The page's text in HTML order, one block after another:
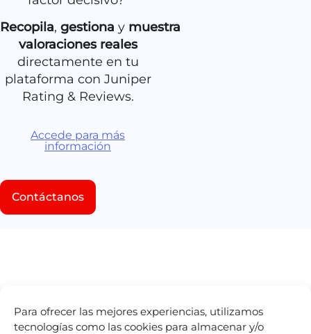
Para ofrecer las mejores experiencias, utilizamos
tecnologías como las cookies para almacenar y/o
Recopila, gestiona y muestra
valoraciones reales
directamente en tu
plataforma con Juniper
Rating & Reviews.
Accede para más
información
Contáctanos